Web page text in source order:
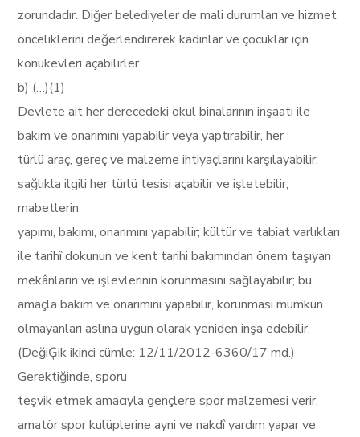
zorundadır. Diğer belediyeler de mali durumları ve hizmet
önceliklerini değerlendirerek kadınlar ve çocuklar için
konukevleri açabilirler.
b) (…)(1)
Devlete ait her derecedeki okul binalarının inşaatı ile
bakım ve onarımını yapabilir veya yaptırabilir, her
türlü araç, gereç ve malzeme ihtiyaçlarını karşılayabilir;
sağlıkla ilgili her türlü tesisi açabilir ve işletebilir;
mabetlerin
yapımı, bakımı, onarımını yapabilir; kültür ve tabiat varlıkları
ile tarihî dokunun ve kent tarihi bakımından önem taşıyan
mekânların ve işlevlerinin korunmasını sağlayabilir; bu
amaçla bakım ve onarımını yapabilir, korunması mümkün
olmayanları aslına uygun olarak yeniden inşa edebilir.
(DeğiĢik ikinci cümle: 12/11/2012-6360/17 md.)
Gerektiğinde, sporu
teşvik etmek amacıyla gençlere spor malzemesi verir,
amatör spor kulüplerine ayni ve nakdî yardım yapar ve